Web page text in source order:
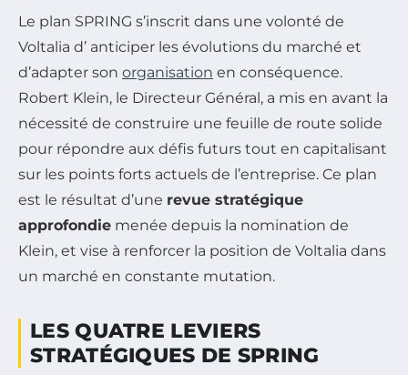
Le plan SPRING s’inscrit dans une volonté de
Voltalia d’ anticiper les évolutions du marché et
d’adapter son organisation en conséquence.
Robert Klein, le Directeur Général, a mis en avant la
nécessité de construire une feuille de route solide
pour répondre aux défis futurs tout en capitalisant
sur les points forts actuels de l’entreprise. Ce plan
est le résultat d’une revue stratégique
approfondie menée depuis la nomination de
Klein, et vise à renforcer la position de Voltalia dans
un marché en constante mutation.
LES QUATRE LEVIERS
STRATÉGIQUES DE SPRING